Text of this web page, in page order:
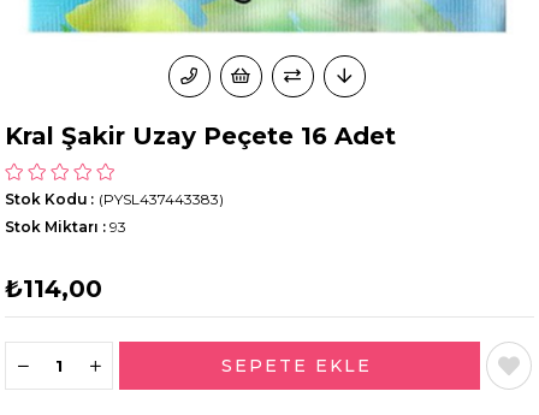
Kral Şakir Uzay Peçete 16 Adet
(PYSL437443383)
Stok Kodu
Stok Miktarı : 93
₺114,00